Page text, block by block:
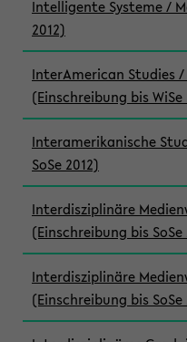
Intelligente Systeme /
2012)
InterAmerican Studies
(Einschreibung bis WiSe
Interamerikanische
SoSe 2012)
Interdisziplinäre
(Einschreibung bis SoSe
Interdisziplinäre
(Einschreibung bis SoSe